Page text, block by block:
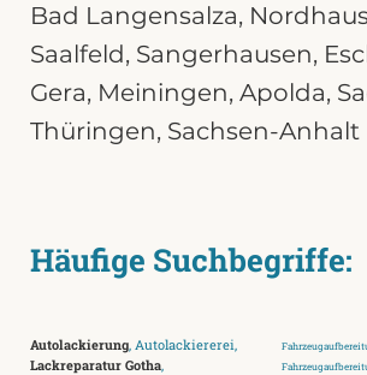
Bad Langensalza,
Saalfeld, Sangerhausen,
Gera, Meiningen, Apolda,
Thüringen, Sachsen-Anhalt
Häufige Suchbegriffe:
Autolackierung, Autolackiererei,
Lackreparatur Gotha,